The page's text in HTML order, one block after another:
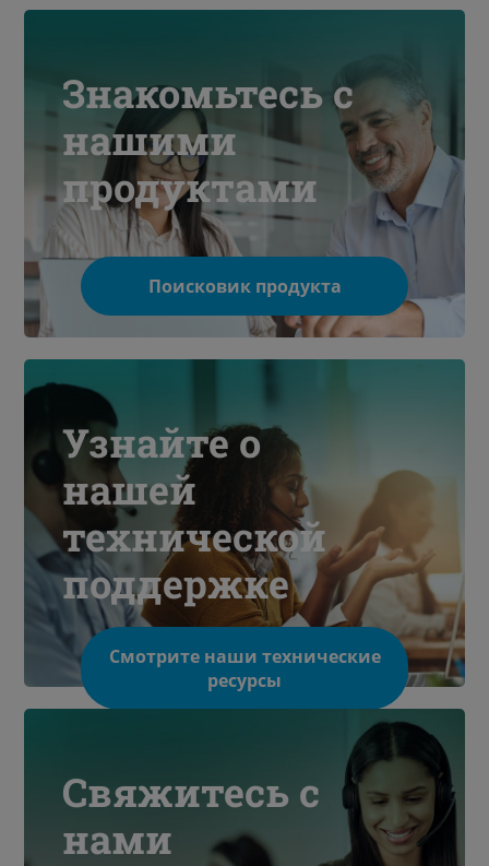
Знакомьтесь с
нашими
продуктами
Поисковик продукта
Узнайте о
нашей
технической
поддержке
Смотрите наши технические
ресурсы
Свяжитесь с
нами